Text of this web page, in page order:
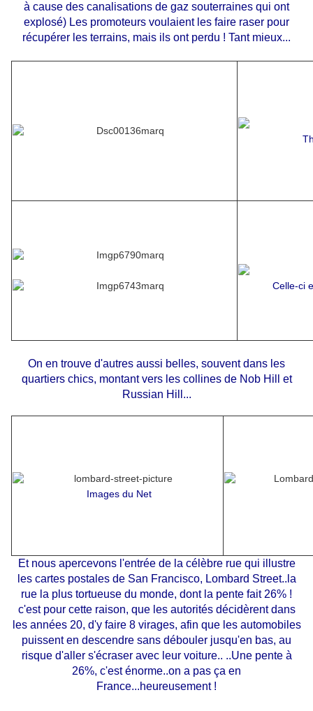
à cause des canalisations de gaz souterraines qui ont
explosé) Les promoteurs voulaient les faire raser pour
récupérer les terrains, mais ils ont perdu ! Tant mieux...
Celle-ci
On en trouve d'autres aussi belles, souvent dans les
quartiers chics, montant vers les collines de Nob Hill et
Russian Hill...
Images du Net
Et nous apercevons l'entrée de la célèbre rue qui illustre
les cartes postales de San Francisco, Lombard Street..la
rue la plus tortueuse du monde, dont la pente fait 26% !
c'est pour cette raison, que les autorités décidèrent dans
les années 20, d'y faire 8 virages, afin que les automobiles
puissent en descendre sans débouler jusqu'en bas, au
risque d'aller s'écraser avec leur voiture.. ..Une pente à
26%, c'est énorme..on a pas ça en
France...heureusement !